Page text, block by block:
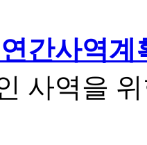
간사역계
사역을